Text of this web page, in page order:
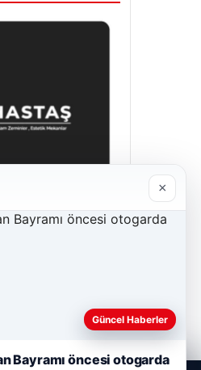
×
Güncel Haberler
Bayramı öncesi otogarda